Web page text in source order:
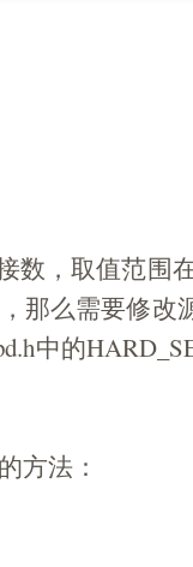
，取值范围在
那么需要修改
中的
方法：